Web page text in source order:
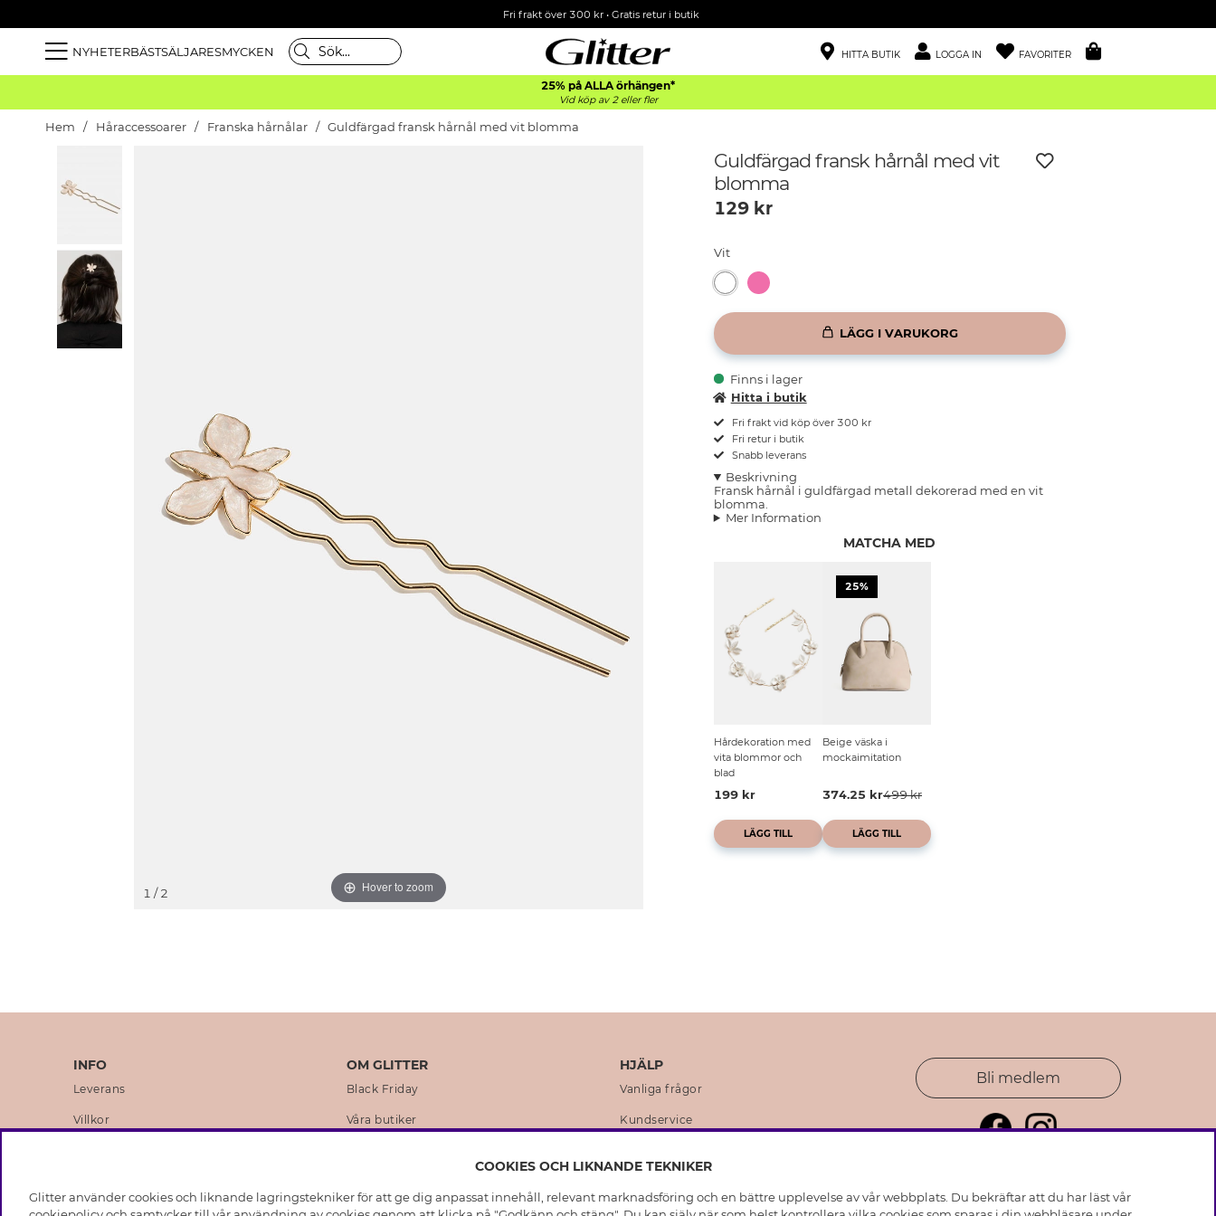
Fri frakt över 300 kr• Gratis retur i butik
NYHETERBÄSTSÄLJARESMYCKEN HITTA BUTIK LOGGA IN FAVORITER
25% på ALLA örhängen*
Vid köp av 2 eller fler
Hem Håraccessoarer Franska hårnålar Guldfärgad fransk hårnål med vit blomma
Hover to zoom
1 / 2
Guldfärgad fransk hårnål med vit
blomma
129kr
Vit
LÄGG I VARUKORG
Finns i lager
Hitta i butik
Fri frakt vid köp över 300 kr
Fri retur i butik
Snabb leverans
Beskrivning
Fransk hårnål i guldfärgad metall dekorerad med en vit
blomma.
Mer Information
MATCHA MED
Hårdekoration med
vita blommor och
blad
199 kr
LÄGG TILL
25%
Beige väska i
mockaimitation
374.25 kr499 kr
LÄGG TILL
INFO
Leverans
Villkor
Medlemsvillkor
OM GLITTER
Black Friday
Våra butiker
Hållbarhet
HJÄLP
Vanliga frågor
Kundservice
Skötselråd skinnhandskar
Bli medlem
COOKIES OCH LIKNANDE TEKNIKER
Glitter använder cookies och liknande lagringstekniker för att ge dig anpassat innehåll, relevant marknadsföring och en bättre upplevelse av vår webbplats. Du bekräftar att du har läst vår